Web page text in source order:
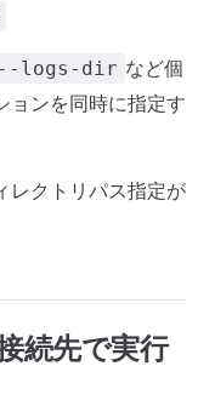
--logs-dir など個
ョンを同時に指定す
レクトリパス指定が
続先で実行